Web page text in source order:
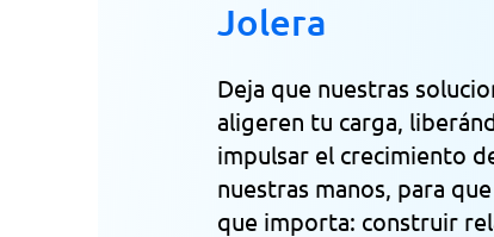
Jolera
Deja que nuestras
aligeren tu carga,
impulsar el crecimiento
nuestras manos, para
que importa: construir